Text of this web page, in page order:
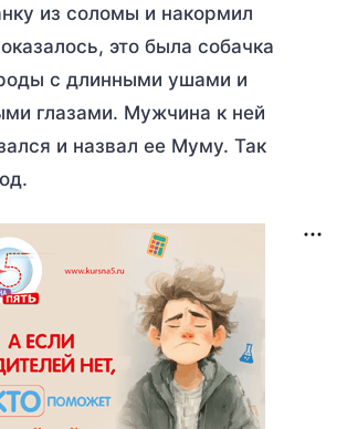
из соломы и накормил
это была собачка
с длинными ушами и
глазами. Мужчина к ней
и назвал ее Муму. Так